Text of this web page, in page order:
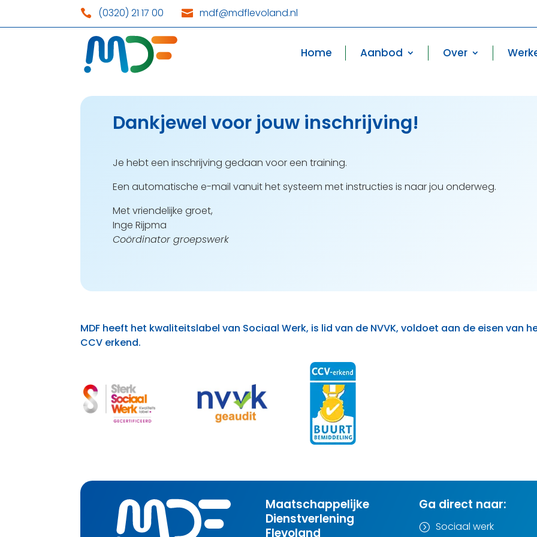
 (0320) 21 17 00  mdf@mdflevoland.nl
Home Aanbod Over
Dankjewel voor jouw inschrijving!
Je hebt een inschrijving gedaan voor een training.
Een automatische e-mail vanuit het systeem met instructies is naar jou onderweg.
Met vriendelijke groet,
Inge Rijpma
Coördinator groepswerk
MDF heeft het kwaliteitslabel van Sociaal Werk, is lid van de NVVK, voldoet aan de eisen van
CCV erkend.
Maatschappelijke
Dienstverlening
Flevoland
Ga direct naar:
= Sociaal werk